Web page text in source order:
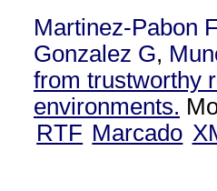
Martinez-Pabon F
Gonzalez G,
from trustworthy
environments.
RTF Marcado